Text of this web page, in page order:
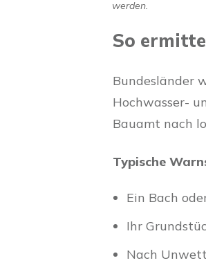
werden.
So
Bundesländer
Hochwasser-
Bauamt nach
Typische
Ein Bach
Ihr
Nach